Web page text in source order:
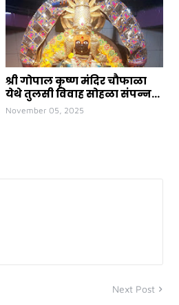
श्री गोपाल कृष्ण मंदिर चौफाळा
येथे तुलसी विवाह सोहळा संपन्न...
November 05, 2025
Next Post